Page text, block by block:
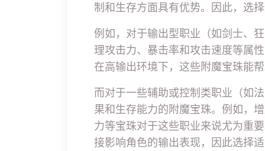
制和生存方面具有优势。因此，选
例如，对于输出型职业（如剑士、
理攻击力、暴击率和攻击速度等属
在高输出环境下，这些附魔宝珠能
而对于一些辅助或控制类职业（如
果和生存能力的附魔宝珠。例如，
力等宝珠对于这些职业来说尤为重
接影响角色的输出表现，因此选择